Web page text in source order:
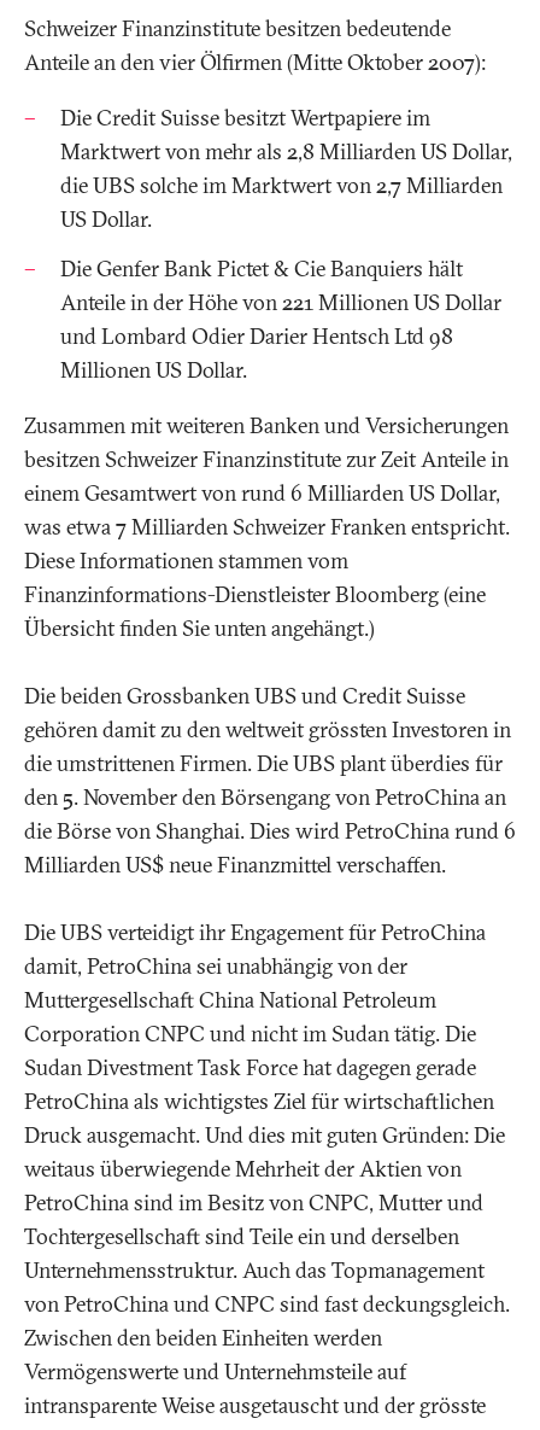
Schweizer Finanzinstitute besitzen bedeutende
Anteile an den vier Ölfirmen (Mitte Oktober 2007):
Die Credit Suisse besitzt Wertpapiere im
Marktwert von mehr als 2,8 Milliarden US Dollar,
die UBS solche im Marktwert von 2,7 Milliarden
US Dollar.
Die Genfer Bank Pictet & Cie Banquiers hält
Anteile in der Höhe von 221 Millionen US Dollar
und Lombard Odier Darier Hentsch Ltd 98
Millionen US Dollar.
Zusammen mit weiteren Banken und Versicherungen
besitzen Schweizer Finanzinstitute zur Zeit Anteile in
einem Gesamtwert von rund 6 Milliarden US Dollar,
was etwa 7 Milliarden Schweizer Franken entspricht.
Diese Informationen stammen vom
Finanzinformations-Dienstleister Bloomberg (eine
Übersicht finden Sie unten angehängt.)
Die beiden Grossbanken UBS und Credit Suisse
gehören damit zu den weltweit grössten Investoren in
die umstrittenen Firmen. Die UBS plant überdies für
den 5. November den Börsengang von PetroChina an
die Börse von Shanghai. Dies wird PetroChina rund 6
Milliarden US$ neue Finanzmittel verschaffen.
Die UBS verteidigt ihr Engagement für PetroChina
damit, PetroChina sei unabhängig von der
Muttergesellschaft China National Petroleum
Corporation CNPC und nicht im Sudan tätig. Die
Sudan Divestment Task Force hat dagegen gerade
PetroChina als wichtigstes Ziel für wirtschaftlichen
Druck ausgemacht. Und dies mit guten Gründen: Die
weitaus überwiegende Mehrheit der Aktien von
PetroChina sind im Besitz von CNPC, Mutter und
Tochtergesellschaft sind Teile ein und derselben
Unternehmensstruktur. Auch das Topmanagement
von PetroChina und CNPC sind fast deckungsgleich.
Zwischen den beiden Einheiten werden
Vermögenswerte und Unternehmsteile auf
intransparente Weise ausgetauscht und der grösste